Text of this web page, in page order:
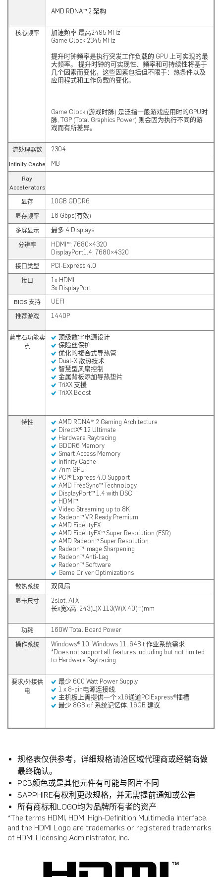
AMD RDNA™ 2 架构
核心频率
加速頻率 最高2495 MHz
Game Clock 2345 MHz
提升时钟频率是执行突发工作负载的 GPU 上可实现的最
大频率。 提升时钟的可实现性、频率和可持续性将基于
几个因素而变化，这些因素包括但不限于：热条件以及
应用程式和工作负载的变化。
Game Clock (游戏时脉) 是泛指一般游戏应用时的GPU时
脉, TGP (Total Graphics Power) 则会因为执行不同的游
戏而有所差异。
流处理器数 2304
Infinity Cache MB
Ray
Accelerators
显存 10GB GDDR6
显存频率 16 Gbps(有效)
多屏显示 最多 4 Displays
分辨率
HDMI™: 7680×4320
DisplayPort1.4: 7680×4320
接口类型 PCI-Express 4.0
接口
1x HDMI
3x DisplayPort
BIOS 支持 UEFI
推荐游戏 1440P
蓝宝石功能卖
点
顶级数字电源设计
保险丝保护
优化的複合式导热管
Dual-X 散热技术
智慧型风扇控制
金属背板添加导热垫片
TriXX 支援
TriXX Boost
特性
AMD RDNA™ 2 Gaming Architecture
DirectX® 12 Ultimate
Hardware Raytracing
GDDR6 Memory
Smart Access Memory
Infinity Cache
7nm GPU
PCI® Express 4.0 Support
AMD FreeSync™ Technology
DisplayPort™ 1.4 with DSC
HDMI™
Video Streaming up to 8K
Radeon™ VR Ready Premium
AMD FidelityFX
AMD FidelityFX™ Super Resolution (FSR)
AMD Radeon™ Super Resolution
Radeon™ Image Sharpening
Radeon™ Anti-Lag
Radeon™ Software
Game Driver Optimizations
散热系统 双风扇
显卡尺寸
2slot, ATX
长x宽x高: 243(L)X 113(W)X 40(H)mm
功耗 160W Total Board Power
操作系统
Windows® 10, Windows 11, 64Bit 作业系统需求
*Does not support all features including but not limited
to Hardware Raytracing
要求/外接供
电
最少 600 Watt Power Supply
1 x 8-pin电源连接线.
主机板上需提供一个 x16通道PCIExpress®插槽
最少 8GB of 系统记忆体. 16GB 建议.
规格表仅供参考，详细规格请洽区域代理商或经销商做
最终确认。
PCB颜色或是其他元件有可能与图片不同
SAPPHIRE有权利更改规格，并无需提前通知或公告
所有商标和LOGO均为品牌所有者的资产
*The terms HDMI, HDMI High-Definition Multimedia Interface,
and the HDMI Logo are trademarks or registered trademarks
of HDMI Licensing Administrator, Inc.